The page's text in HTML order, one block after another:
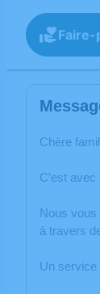
Faire-
Chère
C’est
Nous vous
à travers
Un service